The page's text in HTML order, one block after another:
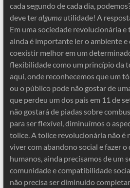
cada segundo de cada dia,
deve teralgumautilidade! A
Em uma sociedade revolucionária
ainda é importante ler o ambiente
coexistir melhor em um
flexibilidade como um princípio da
aqui, onde reconhecemos que um
ou o público pode não gostar de
que perdeu um dos pais em 11 de
não gostará de piadas sobre
para ser flexível, diminuímos o
tolice. A tolice revolucionária não é
viver com abandono social e fazer o
humanos, ainda precisamos de um
comunidade e compatibilidade
não precisa ser diminuído